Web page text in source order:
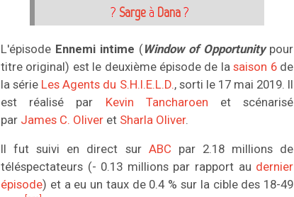
? Sargeà Dana?
L'épisode Ennemi intime (Window of Opportunitypour
titre original) est le deuxième épisode de lasaison 6de
la série Les Agents du S.H.I.E.L.D., sorti le 17 mai 2019. Il
est réalisé par Kevin Tancharoen et scénarisé
par James C. Oliver et Sharla Oliver.
Il fut suivi en direct sur ABC par 2.18 millions de
téléspectateurs (- 0.13 millions par rapport au dernier
épisode) et a eu un taux de 0.4 % sur la cible des 18-49